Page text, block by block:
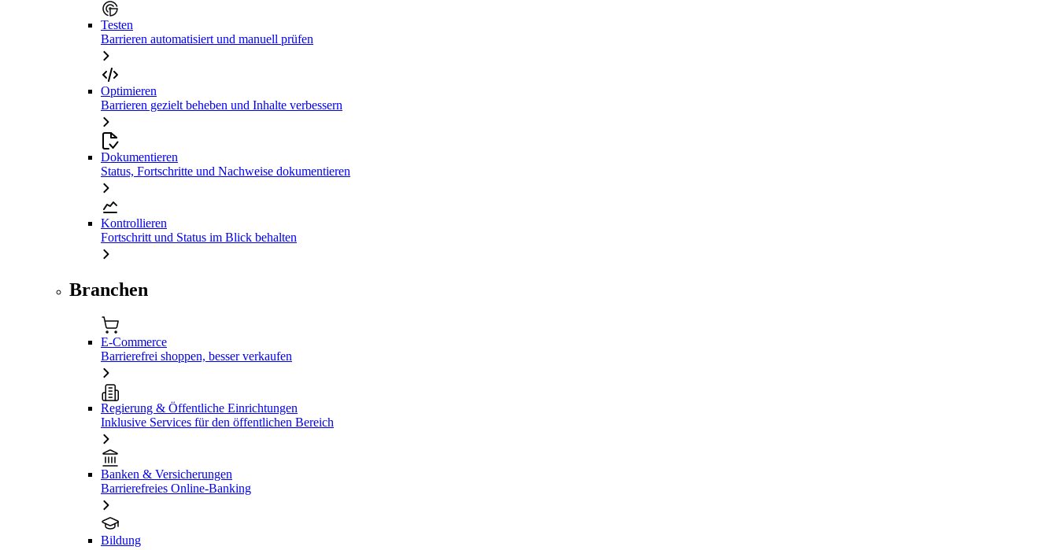
Testen
Barrieren automatisiert und manuell prüfen
Optimieren
Barrieren gezielt beheben und Inhalte verbessern
Dokumentieren
Status, Fortschritte und Nachweise dokumentieren
Kontrollieren
Fortschritt und Status im Blick behalten
Branchen
E-Commerce
Barrierefrei shoppen, besser verkaufen
Regierung & Öffentliche Einrichtungen
Inklusive Services für den öffentlichen Bereich
Banken & Versicherungen
Barrierefreies Online-Banking
Bildung